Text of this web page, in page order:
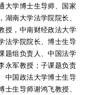
大学博士生导师、国家
南大学法学院院长、
授，中南财经政法大学
法学院院长、博士生导
题组负责人、中国法学
永军教授；子课题负责
中国政法大学博士生导
生导师谢鸿飞教授、